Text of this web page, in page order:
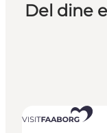
Del dine